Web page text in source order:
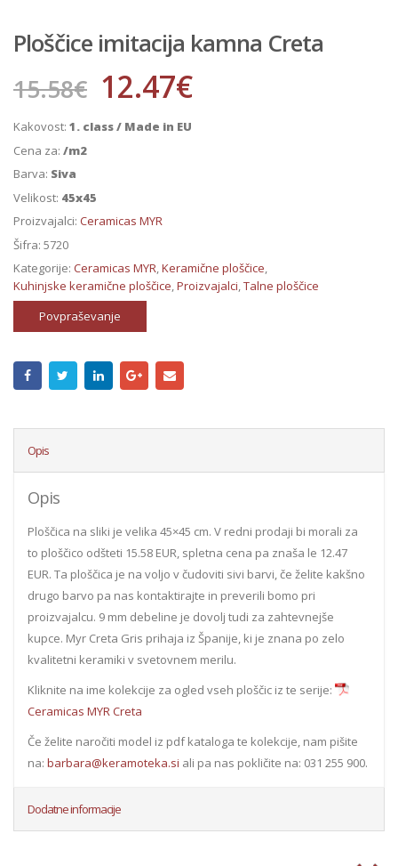
Ploščice imitacija kamna Creta
15.58€ 12.47€
Kakovost: 1. class / Made in EU
Cena za: /m2
Barva: Siva
Velikost: 45x45
Proizvajalci: Ceramicas MYR
Šifra: 5720
Kategorije: Ceramicas MYR,Keramične ploščice,
Kuhinjske keramične ploščice,Proizvajalci,Talne ploščice
Povpraševanje
Opis
Opis
Ploščica na sliki je velika 45×45 cm. V redni prodaji bi morali za
to ploščico odšteti 15.58 EUR, spletna cena pa znaša le 12.47
EUR. Ta ploščica je na voljo v čudoviti sivi barvi, če želite kakšno
drugo barvo pa nas kontaktirajte in preverili bomo pri
proizvajalcu. 9 mm debeline je dovolj tudi za zahtevnejše
kupce. Myr Creta Gris prihaja iz Španije, ki je znana po zelo
kvalitetni keramiki v svetovnem merilu.
Kliknite na ime kolekcije za ogled vseh ploščic iz te serije:
Ceramicas MYR Creta
Če želite naročiti model iz pdf kataloga te kolekcije, nam pišite
na: barbara@keramoteka.si ali pa nas pokličite na: 031 255 900.
Dodatne informacije